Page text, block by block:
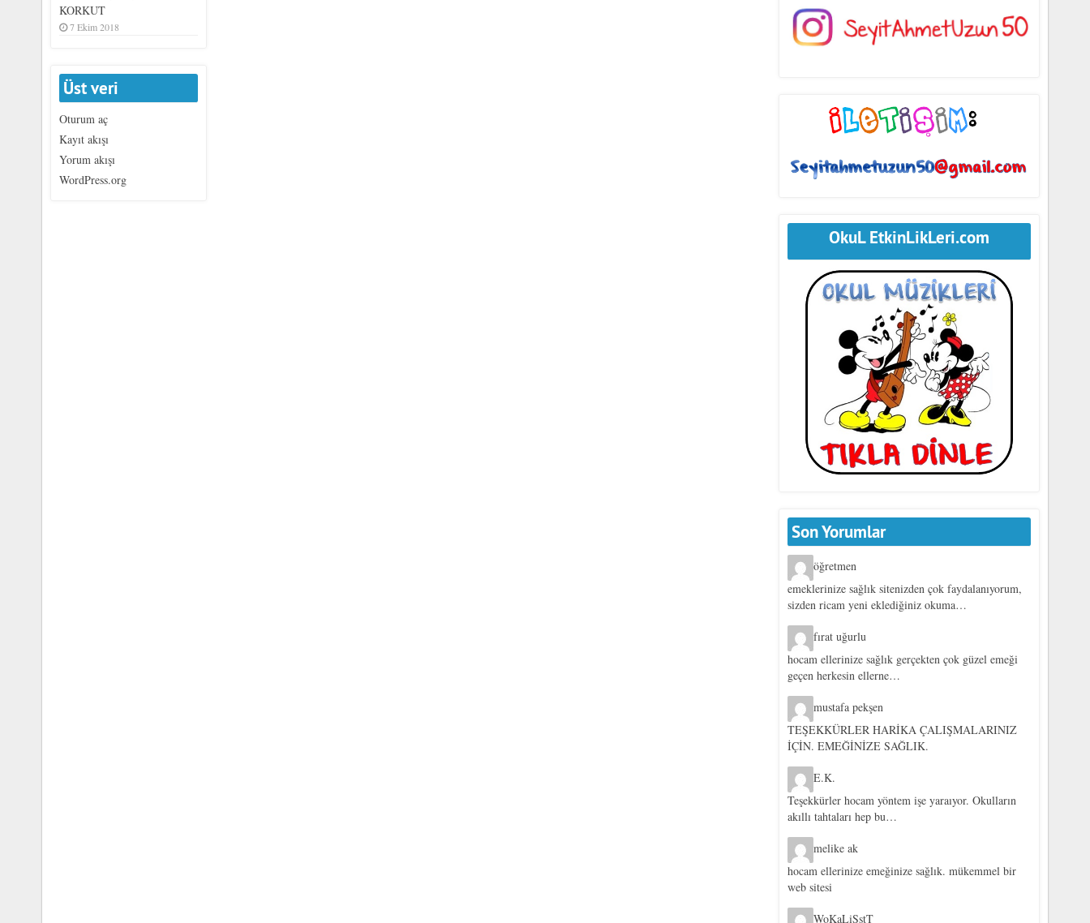
KORKUT
7 Ekim 2018
Üst veri
Oturum aç
Kayıt akışı
Yorum akışı
WordPress.org
OkuL EtkinLikLeri.com
Son Yorumlar
öğretmen
emeklerinize sağlık sitenizden çok faydalanıyorum,
sizden ricam yeni eklediğiniz okuma…
fırat uğurlu
hocam ellerinize sağlık gerçekten çok güzel emeği
geçen herkesin ellerne…
mustafa pekşen
TEŞEKKÜRLER HARİKA ÇALIŞMALARINIZ
İÇİN. EMEĞİNİZE SAĞLIK.
E.K.
Teşekkürler hocam yöntem işe yaraıyor. Okulların
akıllı tahtaları hep bu…
melike ak
hocam ellerinize emeğinize sağlık. mükemmel bir
web sitesi
WoKaLiSstT